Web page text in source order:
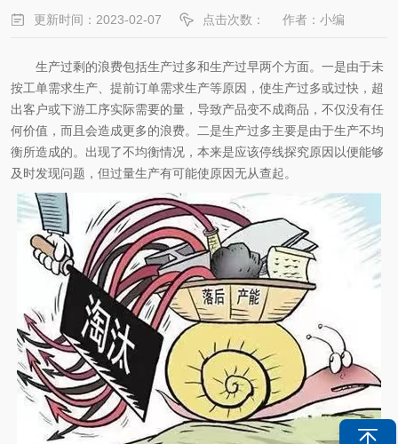
更新时间：2023-02-07 点击次数： 作者：小编
生产过剩的浪费包括生产过多和生产过早两个方面。 一是由于未
按工单需求生产、提前订单需求生产等原因，使生产过多或过快，超
出客户或下游工序实际需要的量，导致产品变不成商品，不仅没有任
何价值，而且会造成更多的浪费。
二是生产过多主要是由于生产不均
衡所造成的。 出现了不均衡情况，本来是应该停线探究原因以便能够
及时发现问题，但过量生产有可能使原因无从查起。